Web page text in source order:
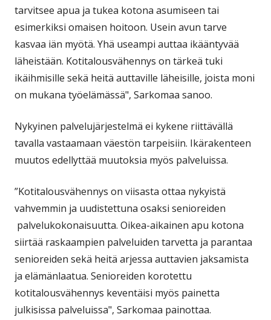
tarvitsee apua ja tukea kotona asumiseen tai
esimerkiksi omaisen hoitoon. Usein avun tarve
kasvaa iän myötä. Yhä useampi auttaa ikääntyvää
läheistään. Kotitalousvähennys on tärkeä tuki
ikäihmisille sekä heitä auttaville läheisille, joista moni
on mukana työelämässä", Sarkomaa sanoo.
Nykyinen palvelujärjestelmä ei kykene riittävällä
tavalla vastaamaan väestön tarpeisiin. Ikärakenteen
muutos edellyttää muutoksia myös palveluissa.
”Kotitalousvähennys on viisasta ottaa nykyistä
vahvemmin ja uudistettuna osaksi senioreiden
palvelukokonaisuutta. Oikea-aikainen apu kotona
siirtää raskaampien palveluiden tarvetta ja parantaa
senioreiden sekä heitä arjessa auttavien jaksamista
ja elämänlaatua. Senioreiden korotettu
kotitalousvähennys keventäisi myös painetta
julkisissa palveluissa", Sarkomaa painottaa.